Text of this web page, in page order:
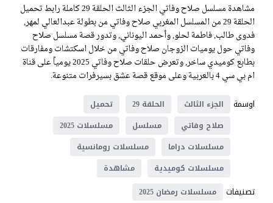
مشاهدة مسلسل صلاح وفاتي الجزء الثالث الحلقة 29 كاملة رابط تحميل
الحلقة 29 من المسلسل المغربي صلاح وفاتي من بطولة عبدالعالي لمهر,
فدوى طالب, فاطمة لحلو, وأحمد اليوناني, وتدور قصة مسلسل صلاح
وفاتي حول يوميات الزوجان صلاح وفاتي من خلال اسكتشات ومفارقات
بطابع كوميدي ساخر, وتعرض حلقات صلاح وفاتي 2025 يومياً على قناة
ام بي سي 4 بالعربية وعلى موقع قصة عشق بسيرفرات متنوعة.
اوسمة
الجزء الثالث الحلقة 29
تحميل
صلاح وفاتي
مسلسل
مسلسلات 2025
مسلسلات دراما
مسلسلات رومانسية
مسلسلات كوميدية
مشاهدة
تصنيفات مسلسلات رمضان 2025